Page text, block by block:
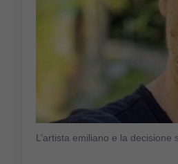
L’artista emiliano e la